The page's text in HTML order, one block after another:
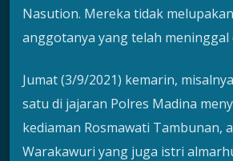
Nasution. Mereka tidak
anggotanya yang telah meninggal
Jumat (3/9/2021) kemarin,
satu di jajaran Polres Madina
kediaman Rosmawati Tambunan,
Warakawuri yang juga istri